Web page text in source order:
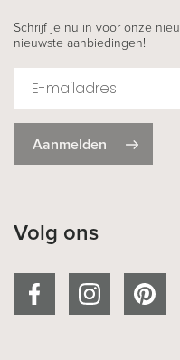
Schrijf je nu in voor onze
nieuwste aanbiedingen!
Aanmelden
Volg ons